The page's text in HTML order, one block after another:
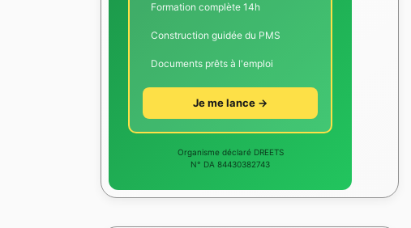
Formation complète 14h
Construction guidée du PMS
Documents prêts à l'emploi
Je me lance →
Organisme déclaré DREETS
N° DA 84430382743